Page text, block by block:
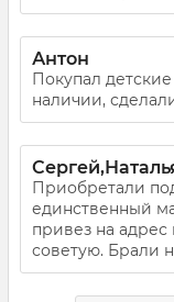
Антон
Покупал
наличии,
Приобретали
единственный
привез на
советую. Брали